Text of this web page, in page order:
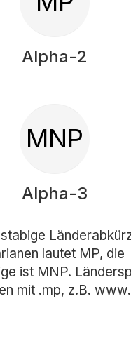
Alpha-2
MNP
Alpha-3
lautet MP, die
ist MNP.
mit .mp, z.B.